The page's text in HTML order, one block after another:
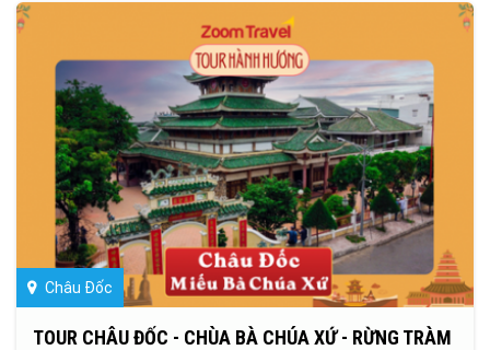
Châu Đốc
TOUR CHÂU ĐỐC - CHÙA BÀ CHÚA XỨ - RỪNG TRÀM